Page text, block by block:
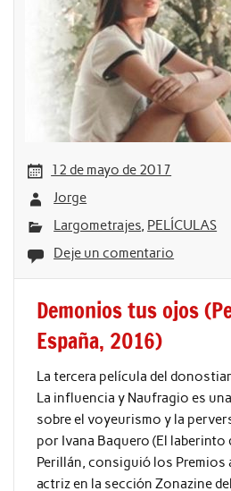
12 de mayo de 2017
Jorge
Largometrajes, PELÍCULAS
Deje un comentario
Demonios tus ojos
España, 2016)
La tercera película del
La influencia y Naufragio es
sobre el voyeurismo y la
por Ivana Baquero (El laberinto
Perillán, consiguió los Premios
actriz en la sección Zonazine